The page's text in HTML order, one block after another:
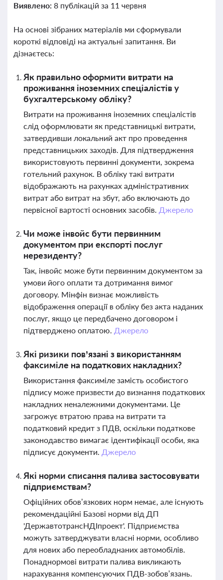
Виявлено: 8 публікацій за 11 червня
На основі зібраних матеріалів ми сформували
короткі відповіді на актуальні запитання. Ви
дізнаєтесь:
Як правильно оформити витрати на
проживання іноземних спеціалістів у
бухгалтерському обліку?
Витрати на проживання іноземних спеціалістів
слід оформлювати як представницькі витрати,
затвердивши локальний акт про проведення
представницьких заходів. Для підтвердження
використовують первинні документи, зокрема
готельний рахунок. В обліку такі витрати
відображають на рахунках адміністративних
витрат або витрат на збут, або включають до
первісної вартості основних засобів. Джерело
Чи може інвойс бути первинним
документом при експорті послуг
нерезиденту?
Так, інвойс може бути первинним документом за
умови його оплати та дотримання вимог
договору. Мінфін визнає можливість
відображення операції в обліку без акта наданих
послуг, якщо це передбачено договором і
підтверджено оплатою. Джерело
Які ризики пов’язані з використанням
факсиміле на податкових накладних?
Використання факсиміле замість особистого
підпису може призвести до визнання податкових
накладних неналежними документами. Це
загрожує втратою права на витрати та
податковий кредит з ПДВ, оскільки податкове
законодавство вимагає ідентифікації особи, яка
підписує документи. Джерело
Які норми списання палива застосовувати
підприємствам?
Офіційних обов’язкових норм немає, але існують
рекомендаційні Базові норми від ДП
'ДержавтотрансНДІпроект'. Підприємства
можуть затверджувати власні норми, особливо
для нових або переобладнаних автомобілів.
Понаднормові витрати палива викликають
нарахування компенсуючих ПДВ-зобов’язань.